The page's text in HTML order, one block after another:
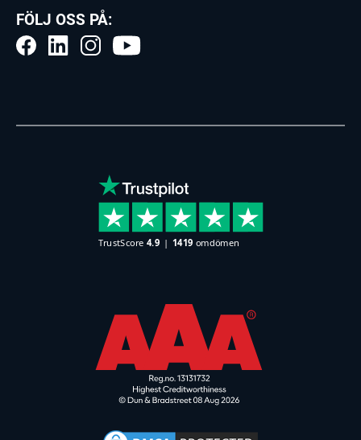
FÖLJ OSS PÅ: